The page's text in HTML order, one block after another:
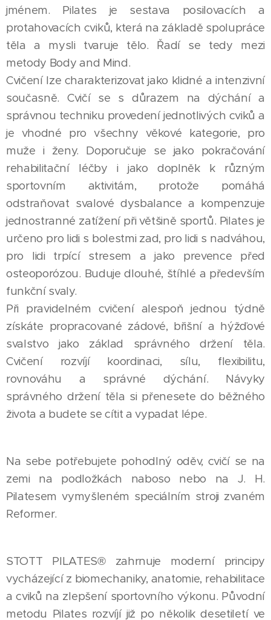
jménem. Pilates je sestava posilovacích a
protahovacích cviků, která na základě spolupráce
těla a mysli tvaruje tělo. Řadí se tedy mezi
metody Body and Mind.
Cvičení lze charakterizovat jako klidné a intenzivní
současně. Cvičí se s důrazem na dýchání a
správnou techniku provedení jednotlivých cviků a
je vhodné pro všechny věkové kategorie, pro
muže i ženy. Doporučuje se jako pokračování
rehabilitační léčby i jako doplněk k různým
sportovním aktivitám, protože pomáhá
odstraňovat svalové dysbalance a kompenzuje
jednostranné zatížení při většině sportů. Pilates je
určeno pro lidi s bolestmi zad, pro lidi s nadváhou,
pro lidi trpící stresem a jako prevence před
osteoporózou. Buduje dlouhé, štíhlé a především
funkční svaly.
Při pravidelném cvičení alespoň jednou týdně
získáte propracované zádové, břišní a hýžďové
svalstvo jako základ správného držení těla.
Cvičení rozvíjí koordinaci, sílu, flexibilitu,
rovnováhu a správné dýchání. Návyky
správného držení těla si přenesete do běžného
života a budete se cítit a vypadat lépe.
Na sebe potřebujete pohodlný oděv, cvičí se na
zemi na podložkách naboso nebo na J. H.
Pilatesem vymyšleném speciálním stroji zvaném
Reformer.
STOTT PILATES® zahrnuje moderní principy
vycházející z biomechaniky, anatomie, rehabilitace
a cviků na zlepšení sportovního výkonu. Původní
metodu Pilates rozvíjí již po několik desetiletí ve